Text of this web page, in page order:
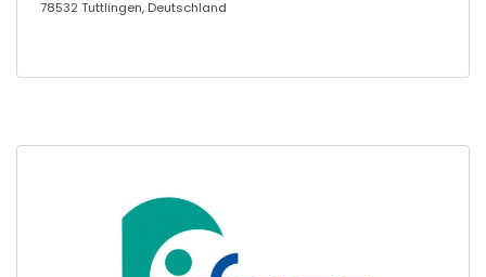
78532 Tuttlingen, Deutschland